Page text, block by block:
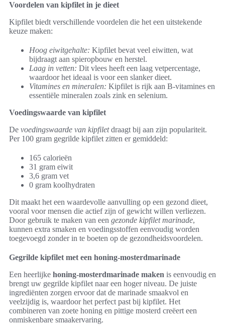
Voordelen van kipfilet in je dieet
Kipfilet biedt verschillende voordelen die het een uitstekende
keuze maken:
Hoog eiwitgehalte: Kipfilet bevat veel eiwitten, wat
bijdraagt aan spieropbouw en herstel.
Laag in vetten: Dit vlees heeft een laag vetpercentage,
waardoor het ideaal is voor een slanker dieet.
Vitamines en mineralen: Kipfilet is rijk aan B-vitamines en
essentiële mineralen zoals zink en selenium.
Voedingswaarde van kipfilet
De voedingswaarde van kipfiletdraagt bij aan zijn populariteit.
Per 100 gram gegrilde kipfilet zitten er gemiddeld:
165 calorieën
31 gram eiwit
3,6 gram vet
0 gram koolhydraten
Dit maakt het een waardevolle aanvulling op een gezond dieet,
vooral voor mensen die actief zijn of gewicht willen verliezen.
Door gebruik te maken van een gezonde kipfilet marinade,
kunnen extra smaken en voedingsstoffen eenvoudig worden
toegevoegd zonder in te boeten op de gezondheidsvoordelen.
Gegrilde kipfilet met een honing-mosterdmarinade
Een heerlijke honing-mosterdmarinade maken is eenvoudig en
brengt uw gegrilde kipfilet naar een hoger niveau. De juiste
ingrediënten zorgen ervoor dat de marinade smaakvol en
veelzijdig is, waardoor het perfect past bij kipfilet. Het
combineren van zoete honing en pittige mosterd creëert een
onmiskenbare smaakervaring.